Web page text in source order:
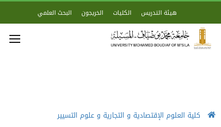
هيئة التدريس الكليات الخريجون البحث العلمي
كلية العلوم الإقتصادية و التجارية و علوم التسيير